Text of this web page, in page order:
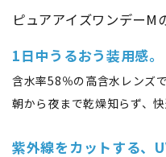
ピュアアイズワンデーM
1日中うるおう装用感。
含水率58％の高含水レンズ
朝から夜まで乾燥知らず、
紫外線をカットする、